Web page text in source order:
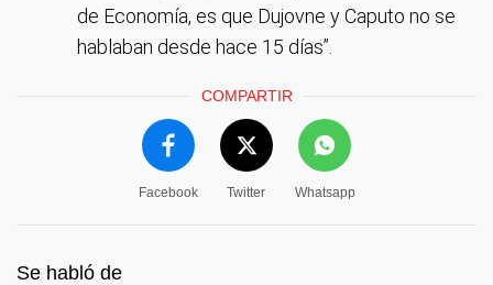
de Economía, es que Dujovne y Caputo no se
hablaban desde hace 15 días”.
COMPARTIR
Facebook Twitter Whatsapp
Se habló de